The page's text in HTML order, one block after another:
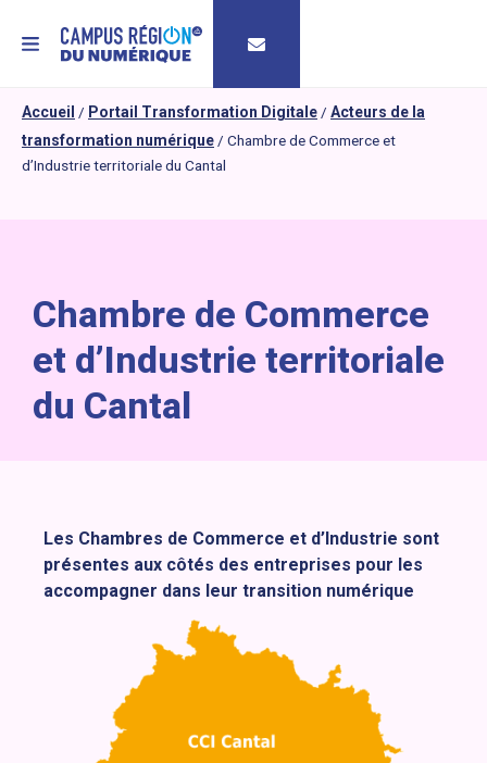
MENU
Accueil / Portail Transformation Digitale / Acteurs de la
transformation numérique / Chambre de Commerce et
d’Industrie territoriale du Cantal
Chambre de Commerce
et d’Industrie territoriale
du Cantal
Les Chambres de Commerce et d’Industrie sont
présentes aux côtés des entreprises pour les
accompagner dans leur transition numérique